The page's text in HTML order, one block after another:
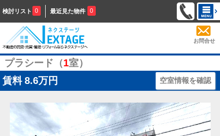
検討リスト 0 最近見た物件 0
お問合せ
プラシード（1室）
賃料 8.6万円 空室情報を確認